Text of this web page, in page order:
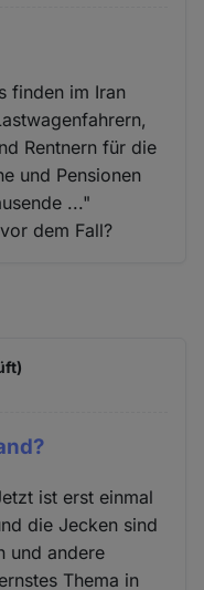
finden im Iran
Rentnern für die
und Pensionen
..."
dem Fall?
ist erst einmal
die Jecken sind
und andere
Thema in